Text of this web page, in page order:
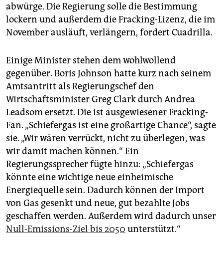
abwürge. Die Regierung solle die Bestimmung
lockern und außerdem die Fracking-Lizenz, die im
November ausläuft, verlängern, fordert Cuadrilla.
Einige Minister stehen dem wohlwollend
gegenüber. Boris Johnson hatte kurz nach seinem
Amtsantritt als Regierungschef den
Wirtschaftsminister Greg Clark durch Andrea
Leadsom ersetzt. Die ist ausgewiesener Fracking-
Fan. „Schiefergas ist eine großartige Chance“, sagte
sie. „Wir wären verrückt, nicht zu überlegen, was
wir damit machen können.“ Ein
Regierungssprecher fügte hinzu: „Schiefergas
könnte eine wichtige neue einheimische
Energiequelle sein. Dadurch können der Import
von Gas gesenkt und neue, gut bezahlte Jobs
geschaffen werden. Außerdem wird dadurch unser
Null-Emissions-Ziel bis 2050 unterstützt.“